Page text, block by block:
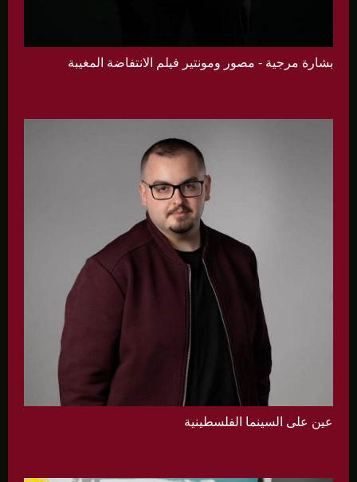
بشارة مرجية - مصور ومونتير فيلم الانتفاضة المغيبة
عين على السينما الفلسطينية